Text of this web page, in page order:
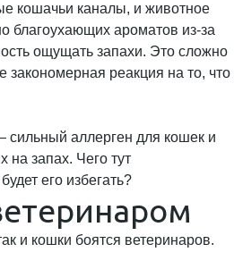
кошачьи каналы, и животное
благоухающих ароматов из-за
ощущать запахи. Это сложно
реакция на то, что
аллерген для кошек и
на запах. Чего тут
его избегать?
и кошки боятся ветеринаров.